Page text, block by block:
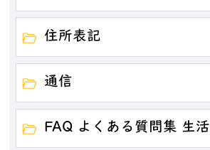
住所表記
通信
FAQ よくある質問集 生活